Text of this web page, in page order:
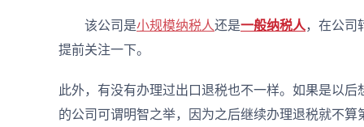
该公司是小规模纳税人还是一般纳税人，在公司
提前关注一下。
此外，有没有办理过出口退税也不一样。如果是以
的公司可谓明智之举，因为之后继续办理退税就不算